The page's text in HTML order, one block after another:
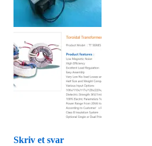
Skriv et svar